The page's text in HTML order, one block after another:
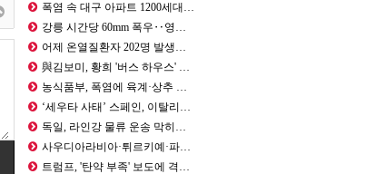
폭염 속 대구 아파트 1200세대 한…
강릉 시간당 60mm 폭우‥영동 곳곳…
어제 온열질환자 202명 발생…올해 …
與김보미, 황희 '버스 하우스' 제안…
농식품부, 폭염에 육계·상추 피해 예…
‘세우타 사태’ 스페인, 이탈리아 국…
독일, 라인강 물류 운송 막히자 화물…
사우디아라비아·튀르키예·파키스탄, 메…
트럼프, '탄약 부족' 보도에 격노‥…